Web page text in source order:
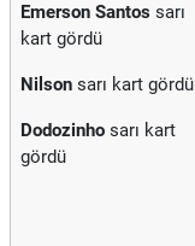
Emerson Santos sarı
kart gördü
Nilson sarı kart gördü
Dodozinho sarı kart
gördü